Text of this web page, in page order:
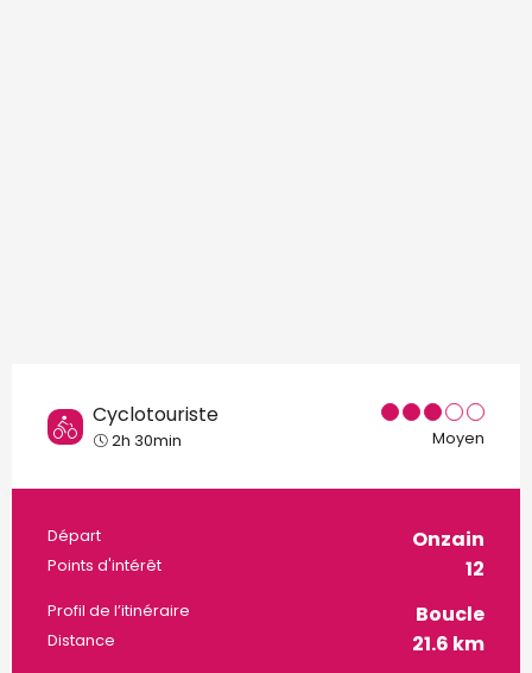
Cyclotouriste
2h 30min Moyen
Informations pratiques
Départ Onzain
Points d'intérêt 12
Profil de l’itinéraire Boucle
Distance 21.6 km